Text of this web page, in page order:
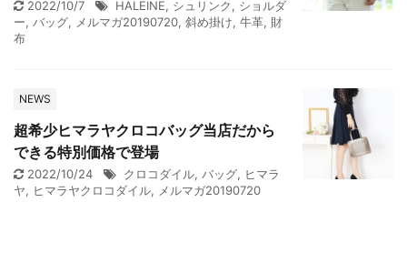
2022/10/7 HALEINE, シュリンク, ショルダ
ー, バッグ, メルマガ20190720, 斜め掛け, 牛革, 財
布
NEWS
超希少ヒマラヤクロコバッグ当店だから
できる特別価格で登場
2022/10/24 クロコダイル, バッグ, ヒマラ
ヤ, ヒマラヤクロコダイル, メルマガ20190720